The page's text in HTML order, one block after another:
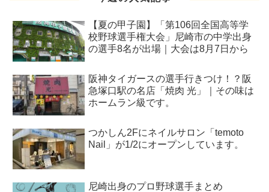
【夏の甲子園】「第106回全国高等学
校野球選手権大会」尼崎市の中学出身
の選手8名が出場｜大会は8月7日から
阪神タイガースの選手行きつけ！？阪
急塚口駅の名店「焼肉 光」｜その味は
ホームラン級です。
つかしん2Fにネイルサロン「temoto
Nail」が1/2にオープンしています。
尼崎出身のプロ野球選手まとめ